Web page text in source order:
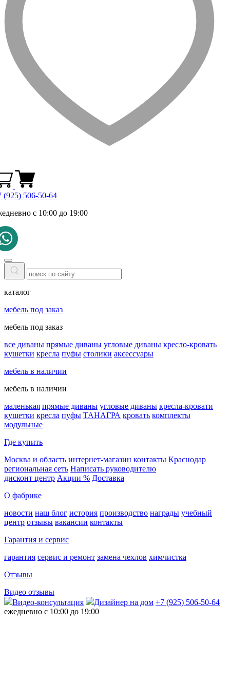
(925) 506-50-64
с 10:00 до 19:00
каталог
мебель под заказ
мебель под заказ
все диваны прямые диваны угловые диваны кресло-кровать
кушетки кресла пуфы столики аксессуары
мебель в наличии
мебель в наличии
маленькая прямые диваны угловые диваны кресла-кровати
кушетки кресла пуфы ТАНАГРА кровать комплекты
модульные
Где купить
Москва и область интернет-магазин контакты Краснодар
региональная сеть Написать руководителю
дисконт центр Акции % Доставка
О фабрике
новости наш блог история производство награды учебный
центр отзывы вакансии контакты
Гарантия и сервис
гарантия сервис и ремонт замена чехлов химчистка
Отзывы
Видео отзывы
Видео-консультация
Дизайнер на дом +7 (925) 506-50-64
ежедневно с 10:00 до 19:00